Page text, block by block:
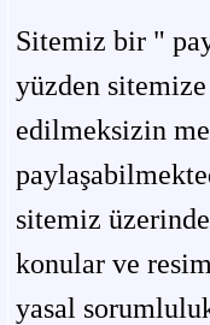
Sitemiz bir "
yüzden
edilmeksizin
sitemiz
konular ve
yasal